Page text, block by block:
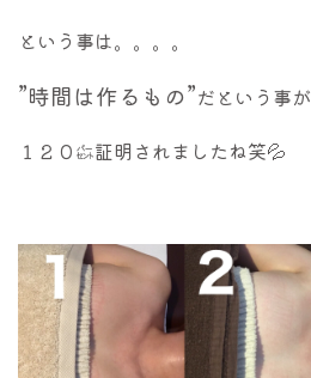
という事は。。。。
”時間は作るもの”だという事が
１２０㌫証明されましたね笑💦